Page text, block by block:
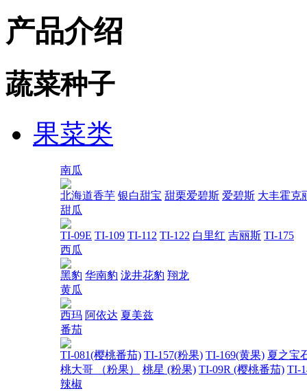
产品介绍
蔬菜种子
果菜类
南瓜
北海道香芋 银白甜宝 甜栗爱碧斯 爱碧斯 大丰霍克
甜瓜
TI-09E TI-109 TI-112 TI-122 白里红 吉丽斯 TI-175
西瓜
黑豹 华南豹 泷井花豹 翔龙
黄瓜
西玛 阿依达 夏美兹
番茄
TI-081(樱桃番茄) TI-157(粉果) TI-169(黄果) 夏之宝
桃大哥 （粉果）
桃星 (粉果) TI-09R (樱桃番茄) TI-
辣椒